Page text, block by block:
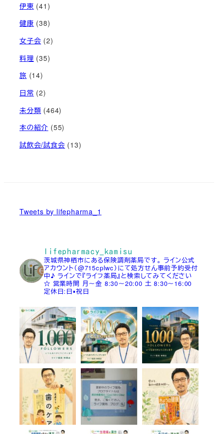
伊東 (41)
健康 (38)
女子会 (2)
料理 (35)
旅 (14)
日常 (2)
未分類 (464)
本の紹介 (55)
試飲会/試食会 (13)
Tweets by lifepharma_1
lifepharmacy_kamisu
茨城県神栖市にある保険調剤薬局です。 ライン公式
アカウント（@715cplwc）にて処方せん事前予約受付
中♪ ラインで『ライフ薬局』と検索してみてください
☆ 営業時間 月～金 8:30～20:00 土 8:30～16:00
定休日:日▪祝日